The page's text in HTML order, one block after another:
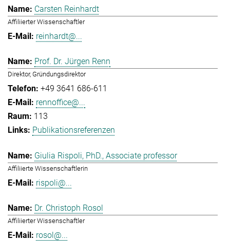
Carsten Reinhardt
Affiliierter Wissenschaftler
reinhardt@...
Prof. Dr. Jürgen Renn
Direktor, Gründungsdirektor
+49 3641 686-611
rennoffice@...
113
Publikationsreferenzen
Giulia Rispoli, PhD., Associate professor
Affiliierte Wissenschaftlerin
rispoli@...
Dr. Christoph Rosol
Affiliierter Wissenschaftler
rosol@...